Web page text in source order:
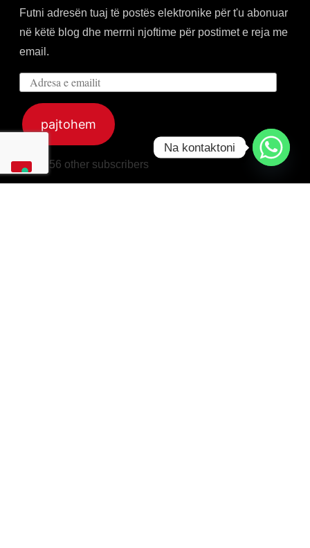
Futni adresën tuaj të postës elektronike për t'u abonuar
në këtë blog dhe merrni njoftime për postimet e reja me
email.
Adresa
emailitpajtohem
Join 256 other subscribers
Na kontaktoni